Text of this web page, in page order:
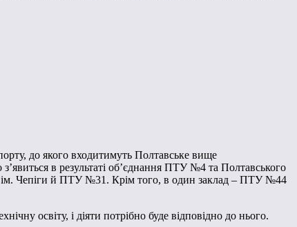
до якого входитимуть Полтавське вище
в результаті об’єднання ПТУ №4 та Полтавського
ім. Чепіги й ПТУ №31. Крім того, в один заклад – ПТУ №44
освіту, і діяти потрібно буде відповідно до нього.